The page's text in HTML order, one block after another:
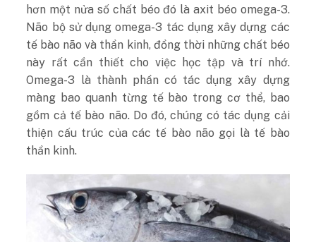
hơn một nửa số chất béo đó là axit béo omega-3.
Não bộ sử dụng omega-3 tác dụng xây dựng các
tế bào não và thần kinh, đồng thời những chất béo
này rất cần thiết cho việc học tập và trí nhớ.
Omega-3 là thành phần có tác dụng xây dựng
màng bao quanh từng tế bào trong cơ thể, bao
gồm cả tế bào não. Do đó, chúng có tác dụng cải
thiện cấu trúc của các tế bào não gọi là tế bào
thần kinh.